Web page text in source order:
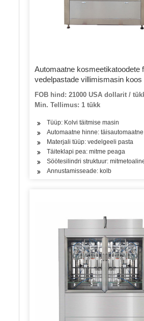
Automaatne kosmeetikatoodete
vedelpastade villimismasin
FOB hind: 21000 USA dollarit /
Min. Tellimus: 1 tükk
Tüüp: Kolvi täitmise masin
Automaatne hinne: täisautomaatne
Materjali tüüp: vedelgeeli pasta
Täiteklapi pea: mitme peaga
Söötesilindri struktuur:
Annustamisseade: kolb